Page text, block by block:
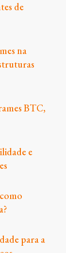
de
na
BTC,
e
para a